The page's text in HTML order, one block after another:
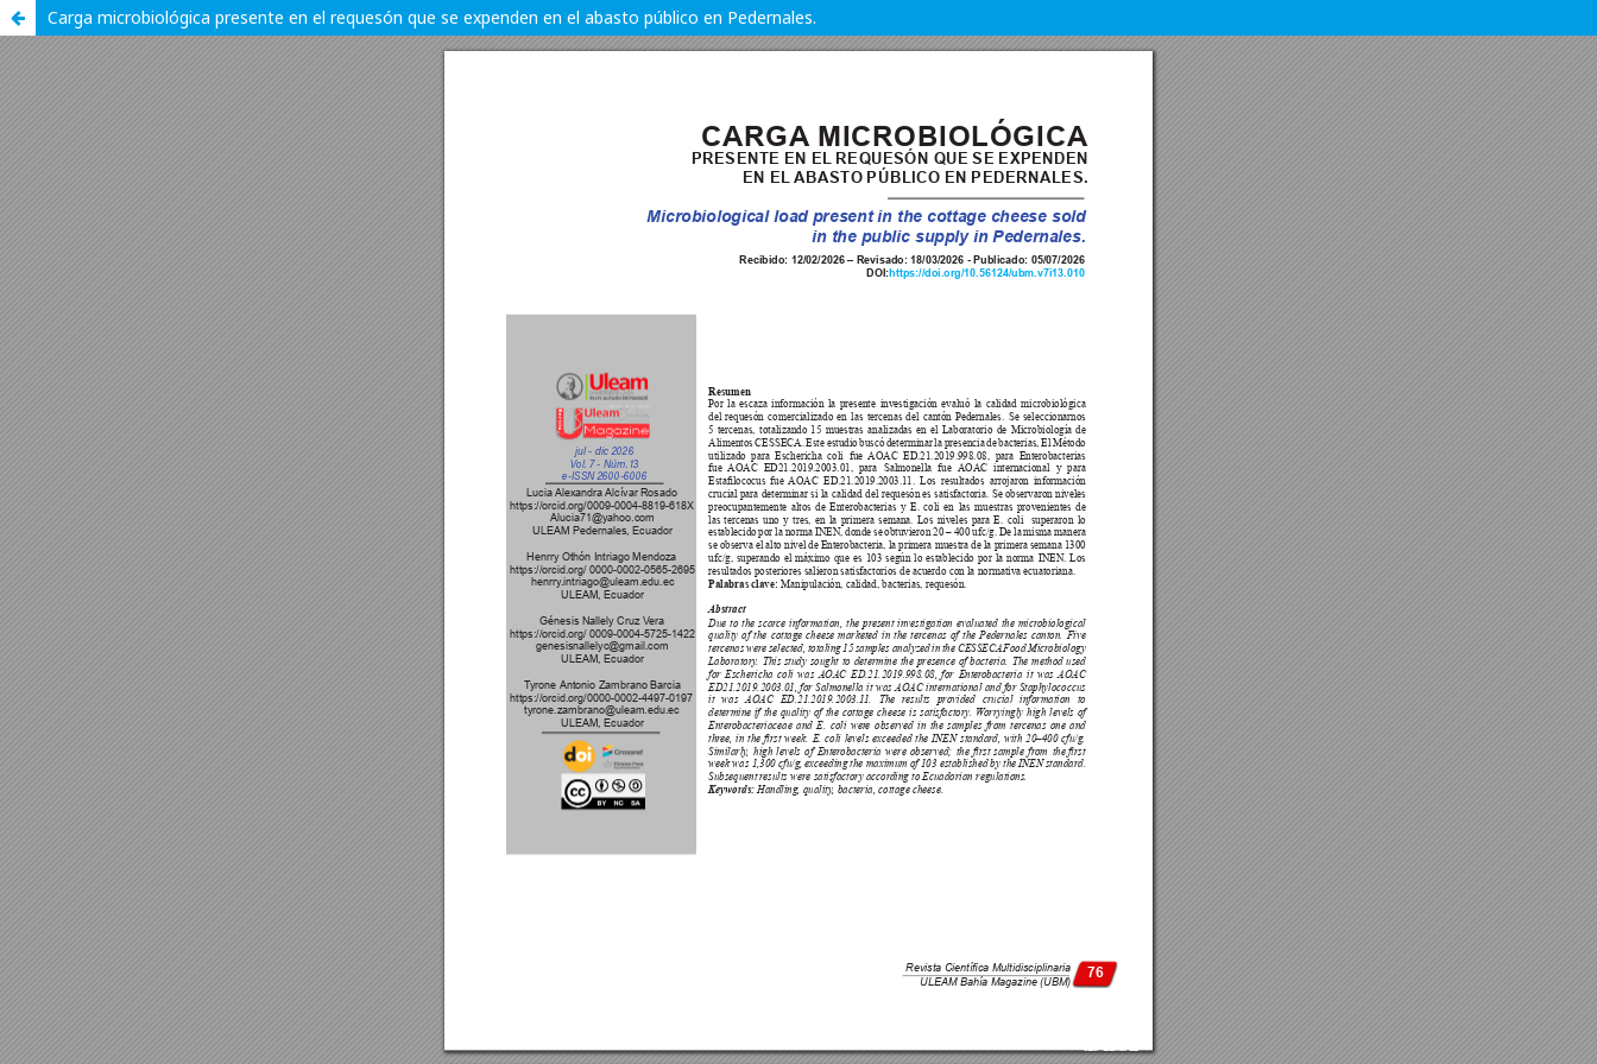
Carga microbiológica presente en el requesón que se expenden en el abasto público en Pedernales.